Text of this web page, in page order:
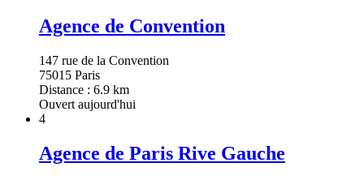
Agence de Convention
147 rue de la Convention
75015 Paris
Distance : 6.9 km
Ouvert aujourd'hui
4
Agence de Paris Rive Gauche